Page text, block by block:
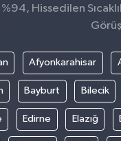
Hissedilen
Afyonkarahisar
Bayburt Bilecik
Edirne Elazığ